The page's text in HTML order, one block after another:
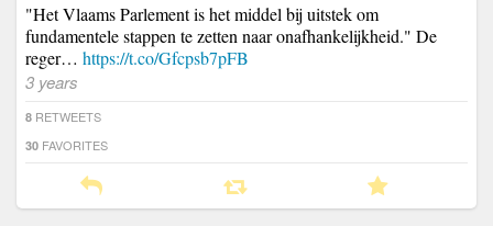
"Het Vlaams Parlement is het middel bij uitstek om
fundamentele stappen te zetten naar onafhankelijkheid." De
reger… https://t.co/Gfcpsb7pFB
3 years
8 RETWEETS
30 FAVORITES